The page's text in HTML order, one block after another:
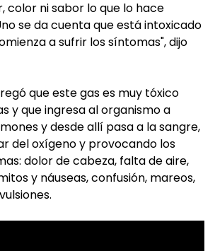
color ni sabor lo que lo hace
se da cuenta que está intoxicado
a sufrir los síntomas", dijo
que este gas es muy tóxico
y que ingresa al organismo a
y desde allí pasa a la sangre,
del oxígeno y provocando los
dolor de cabeza, falta de aire,
y náuseas, confusión, mareos,